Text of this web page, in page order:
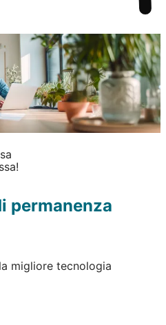
permanenza
migliore tecnologia